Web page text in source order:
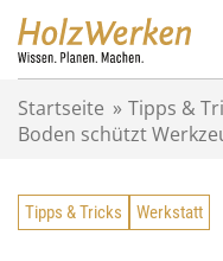
Startseite » Tipps &
Boden schützt
Tipps & Tricks Werkstatt